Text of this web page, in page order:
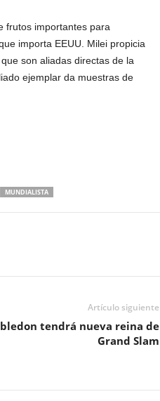
frutos importantes para
importa EEUU. Milei propicia
son aliadas directas de la
ejemplar da muestras de
MUNDIALISTA
Artículo siguiente
tendrá nueva reina de
Grand Slam